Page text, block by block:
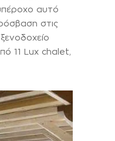
αυτό
στις
11 Lux chalet,